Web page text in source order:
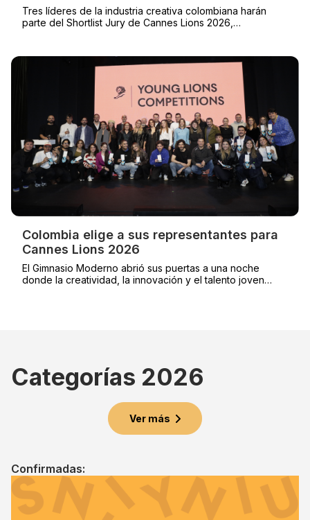
Tres líderes de la industria creativa colombiana harán
parte del Shortlist Jury de Cannes Lions 2026,
Colombia elige a sus representantes para
Cannes Lions 2026
El Gimnasio Moderno abrió sus puertas a una noche
donde la creatividad, la innovación y el talento joven
Categorías 2026
Ver más
Confirmadas: